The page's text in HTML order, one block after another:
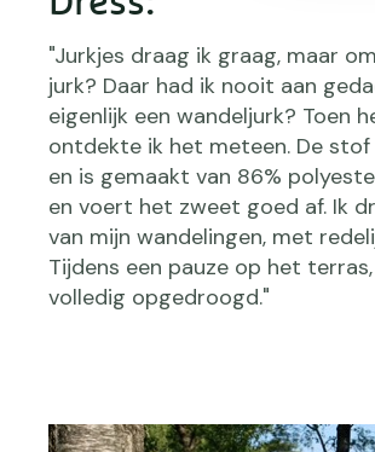
"Jurkjes draag ik graag, maar
jurk? Daar had ik nooit aan
eigenlijk een wandeljurk? Toen
ontdekte ik het meteen. De
en is gemaakt van 86%
en voert het zweet goed af. Ik
van mijn wandelingen, met
Tijdens een pauze op het
volledig opgedroogd."